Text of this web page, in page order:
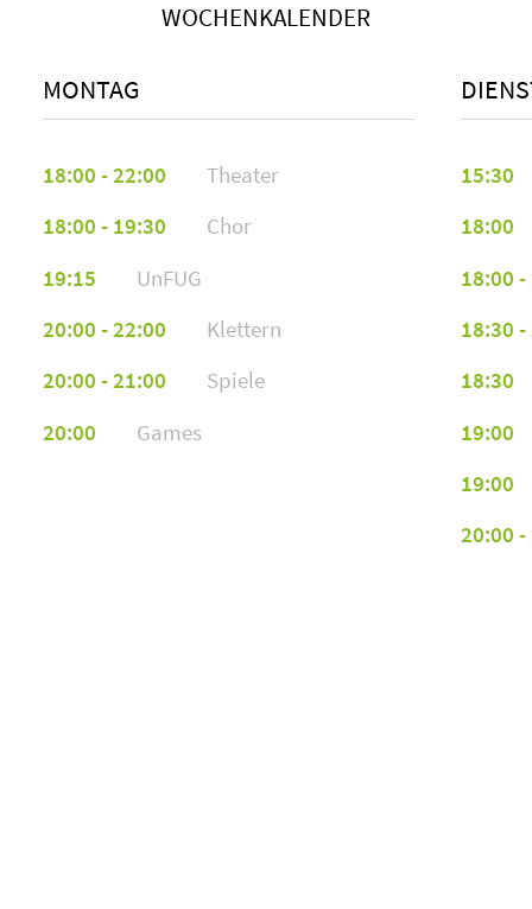
WOCHENKALENDER
MONTAG
18:00 - 22:00
Theater
18:00 - 19:30
Chor
19:15
UnFUG
20:00 - 22:00
Klettern
20:00 - 21:00
Spiele
20:00
Games
15:30
18:00
18:00
18:30
18:30
19:00
19:00
20:00